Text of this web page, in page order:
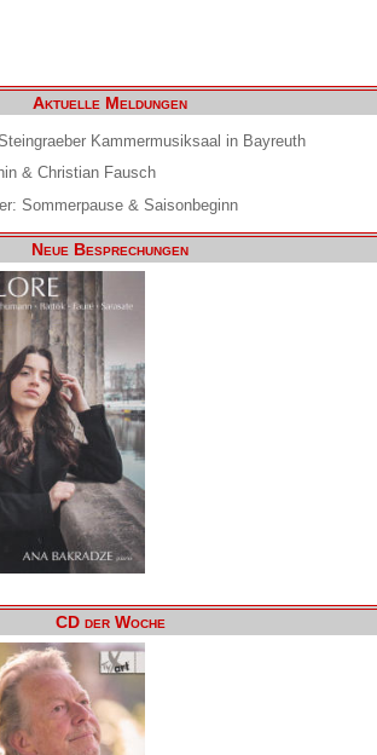
Aktuelle Meldungen
Kammermusiksaal in Bayreuth
& Christian Fausch
Sommerpause & Saisonbeginn
Neue Besprechungen
CD der Woche